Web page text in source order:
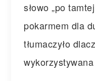
słowo „po
pokarmem dla
tłumaczyło